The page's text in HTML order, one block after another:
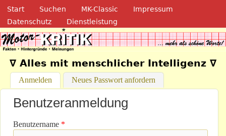
Direkt zum Inhalt
Navigation
Start Suchen MK-Classic
Impressum
Datenschutz
Dienstleistung
Motor-Kritik.de
∇ Alles mit menschlicher Intelligenz ∇
Anmelden (aktiver Reiter)
Neues Passwort anfordern
Benutzeranmeldung
Benutzername *